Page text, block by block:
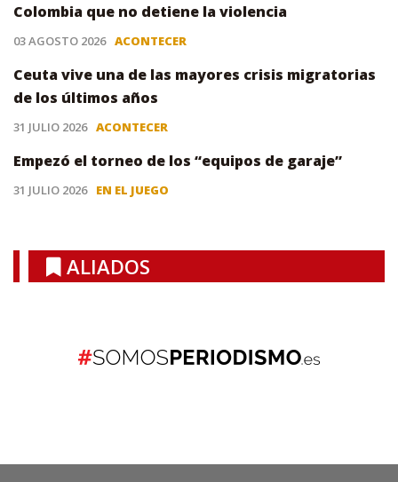
Colombia que no detiene la violencia
03 AGOSTO 2026 ACONTECER
Ceuta vive una de las mayores crisis migratorias
de los últimos años
31 JULIO 2026 ACONTECER
Empezó el torneo de los “equipos de garaje”
31 JULIO 2026 EN EL JUEGO
ALIADOS